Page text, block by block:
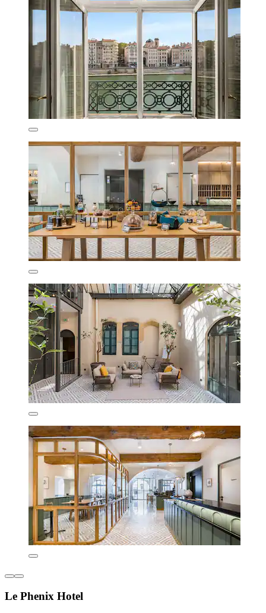
Le Phenix Hotel